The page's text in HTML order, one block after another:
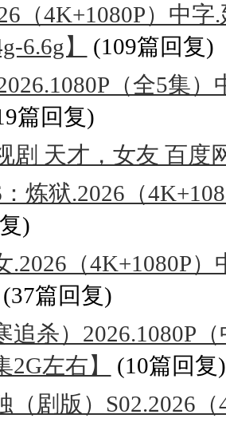
（4K+1080P）中
6.6g】
(109篇回复)
（全5集
篇回复)
剧 天才，女友 百度
炼狱.2026（
)
.2026（4K+1080P
(37篇回复)
追杀）2026.1080P
左右】
(10篇回复)
（剧版）S02.2026